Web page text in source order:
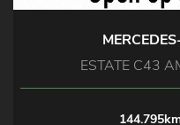
ESTATE C43